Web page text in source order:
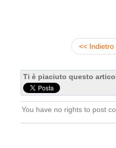
<< Indietro
Ti è piaciuto questo
You have no rights to post